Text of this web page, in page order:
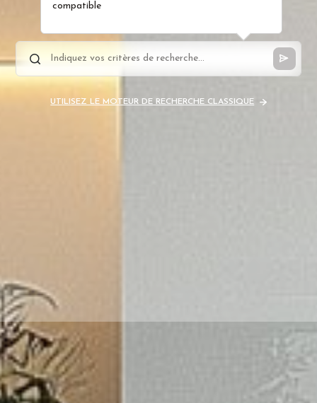
compatible
UTILISEZ LE MOTEUR DE RECHERCHE CLASSIQUE